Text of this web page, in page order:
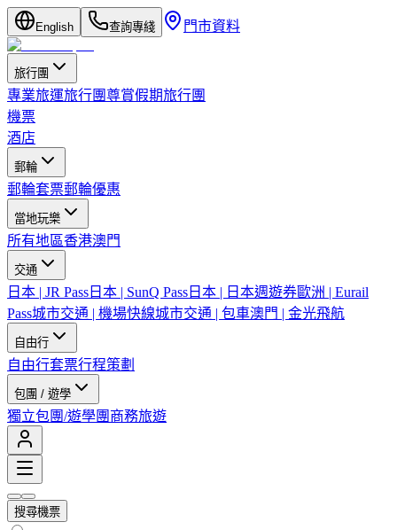
English 查詢專綫 門市資料
旅行團
專業旅運旅行團尊賞假期旅行團
機票
酒店
郵輪
郵輪套票郵輪優惠
當地玩樂
所有地區香港澳門
交通
日本 | JR Pass 日本 | SunQ Pass 日本 | 日本週遊券歐洲 | Eurail
Pass城市交通 | 機場快線城市交通 | 包車澳門 | 金光飛航
自由行
自由行套票行程策劃
包團 / 遊學
獨立包團/遊學團 商務旅遊
搜尋機票